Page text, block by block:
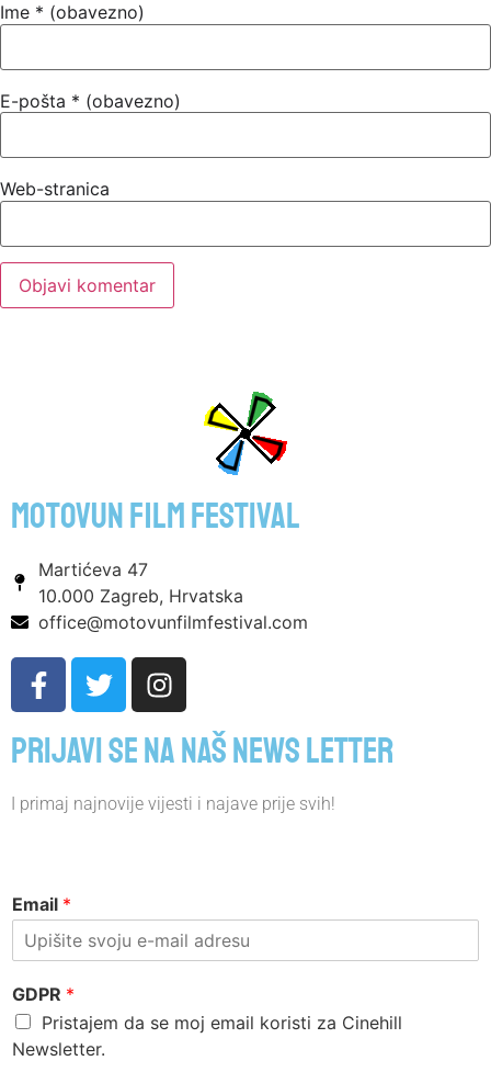
Ime * (obavezno)
E-pošta * (obavezno)
Web-stranica
motovun film festival
Martićeva 47
10.000 Zagreb, Hrvatska
office@motovunfilmfestival.com
Prijavi se na naš news letter
I primaj najnovije vijesti i najave prije svih!
Email *
GDPR *
Pristajem da se moj email koristi za Cinehill
Newsletter.